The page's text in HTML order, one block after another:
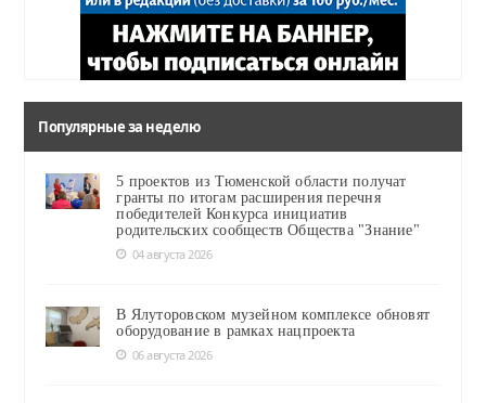
Популярные за неделю
5 проектов из Тюменской области получат
гранты по итогам расширения перечня
победителей Конкурса инициатив
родительских сообществ Общества "Знание"
04 августа 2026
В Ялуторовском музейном комплексе обновят
оборудование в рамках нацпроекта
06 августа 2026